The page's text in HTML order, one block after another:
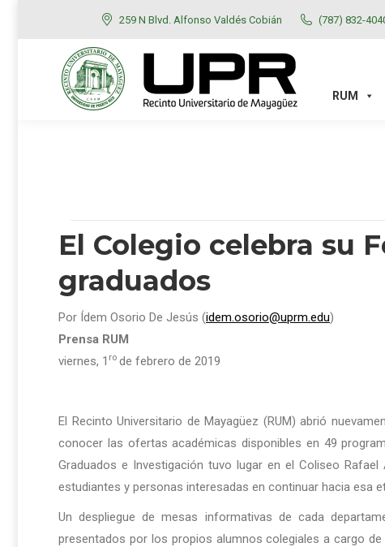
259 N Blvd. Alfonso Valdés Cobián (787) 832-
RUM
El Colegio celebra su
graduados
Por Ídem Osorio De Jesús (idem.osorio@uprm.edu)
Prensa RUM
viernes, 1 ro de febrero de 2019
El Recinto Universitario de Mayagüez (RUM) abrió
conocer las ofertas académicas disponibles en 49
Graduados e Investigación tuvo lugar en el Coliseo
estudiantes y personas interesadas en continuar hacia esa
Un despliegue de mesas informativas de cada
presentados por los propios alumnos colegiales a cargo
RUM ADMISIONES